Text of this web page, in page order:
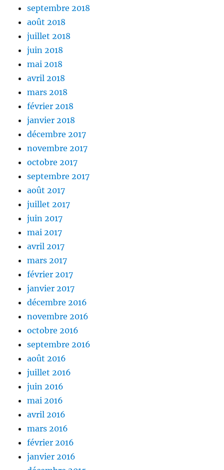
septembre 2018
août 2018
juillet 2018
juin 2018
mai 2018
avril 2018
mars 2018
février 2018
janvier 2018
décembre 2017
novembre 2017
octobre 2017
septembre 2017
août 2017
juillet 2017
juin 2017
mai 2017
avril 2017
mars 2017
février 2017
janvier 2017
décembre 2016
novembre 2016
octobre 2016
septembre 2016
août 2016
juillet 2016
juin 2016
mai 2016
avril 2016
mars 2016
février 2016
janvier 2016